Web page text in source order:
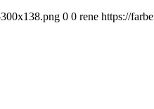
0 0 rene https://